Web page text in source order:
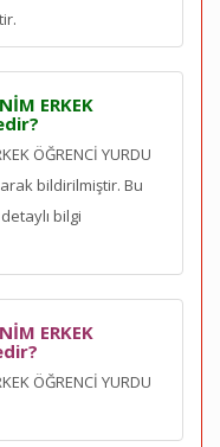
ERKEK
ÖĞRENCİ YURDU
bildirilmiştir. Bu
bilgi
ERKEK
ÖĞRENCİ YURDU